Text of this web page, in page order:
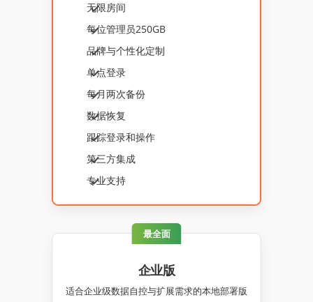
无限房间
每位管理员250GB
品牌与个性化定制
单点登录
每月两次备份
数据恢复
跟踪登录和操作
第三方集成
专业支持
最全面
企业版
适合企业级数据自控与扩展需求的本地部署版